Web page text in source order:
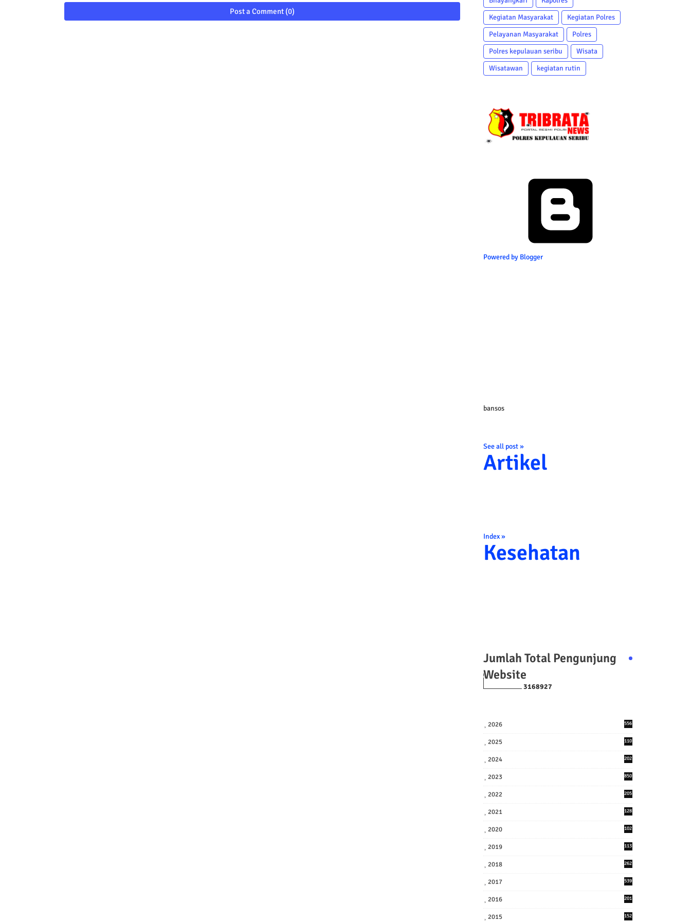
Post a Comment (0)
Kegiatan Masyarakat
Kegiatan Polres
Pelayanan Masyarakat
Polres
Polres kepulauan seribu
Wisata
Wisatawan
kegiatan rutin
Powered by Blogger
bansos
See all post »
Artikel
Index »
Kesehatan
Jumlah Total Pengunjung
Website
3168927
2026 556
2025
110
2024
202
2023 850
2022
205
2021
128
2020
102
2019
113
2018
262
2017
539
2016
201
2015 152